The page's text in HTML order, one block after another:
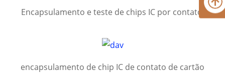
Encapsulamento e teste de chips IC por contato.
encapsulamento de chip IC de contato de cartão